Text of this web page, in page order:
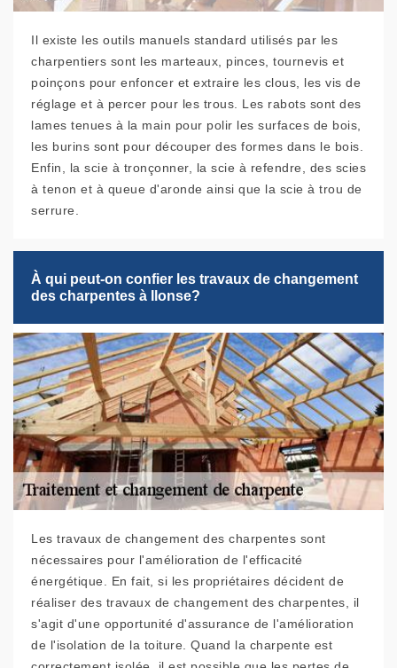
Il existe les outils manuels standard utilisés par les
charpentiers sont les marteaux, pinces, tournevis et
poinçons pour enfoncer et extraire les clous, les vis de
réglage et à percer pour les trous. Les rabots sont des
lames tenues à la main pour polir les surfaces de bois,
les burins sont pour découper des formes dans le bois.
Enfin, la scie à tronçonner, la scie à refendre, des scies
à tenon et à queue d'aronde ainsi que la scie à trou de
serrure.
À qui peut-on confier les travaux de changement
des charpentes à Ilonse?
Les travaux de changement des charpentes sont
nécessaires pour l'amélioration de l'efficacité
énergétique. En fait, si les propriétaires décident de
réaliser des travaux de changement des charpentes, il
s'agit d'une opportunité d'assurance de l'amélioration
de l'isolation de la toiture. Quand la charpente est